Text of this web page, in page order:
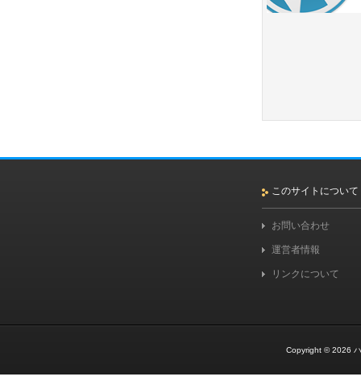
このサイトについて
お問い合わせ
運営者情報
リンクについて
Copyright © 2026